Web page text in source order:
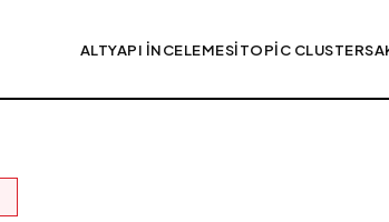
ALTYAPI İNCELEMESITOPIC CLUSTERS